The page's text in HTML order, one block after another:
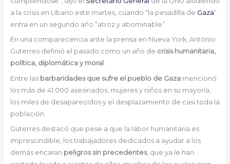
a la crisis en Líbano este martes, cuando “la pesadilla de Gaza”
entra en un segundo año “atroz y abominable”.
En una comparecencia ante la prensa en Nueva York, António
Guterres definió el pasado como un año de crisis humanitaria,
política, diplomática y moral .
Entre las barbaridades que sufre el pueblo de Gazamencionó
los más de 41.000 asesinados, mujeres y niños en su mayoría,
los miles de desaparecidos y el desplazamiento de casi toda la
población.
Guterres destacó que pese a que la labor humanitaria es
imprescindible, los trabajadores dedicados a ayudar a los
demás encaran peligros sin precedentes, que ya le han